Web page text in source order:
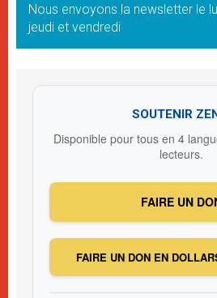
Nous envoyons la newsletter le
jeudi et vendredi
SOUTENIR
Disponible pour tous en 4
lecteurs.
FAIRE UN
FAIRE UN DON EN